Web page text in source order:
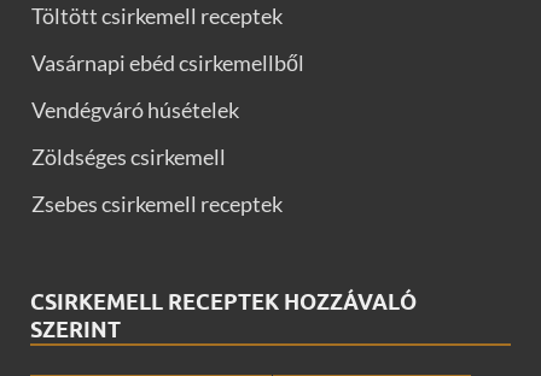
Töltött csirkemell receptek
Vasárnapi ebéd csirkemellből
Vendégváró húsételek
Zöldséges csirkemell
Zsebes csirkemell receptek
CSIRKEMELL RECEPTEK HOZZÁVALÓ
SZERINT